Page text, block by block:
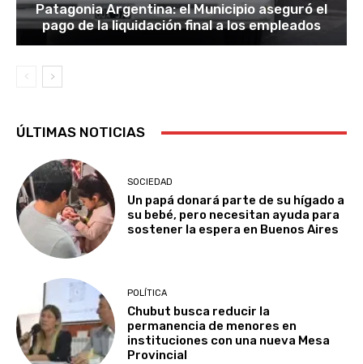
Patagonia Argentina: el Municipio aseguró el
pago de la liquidación final a los empleados
ÚLTIMAS NOTICIAS
SOCIEDAD
Un papá donará parte de su hígado a
su bebé, pero necesitan ayuda para
sostener la espera en Buenos Aires
POLÍTICA
Chubut busca reducir la
permanencia de menores en
instituciones con una nueva Mesa
Provincial